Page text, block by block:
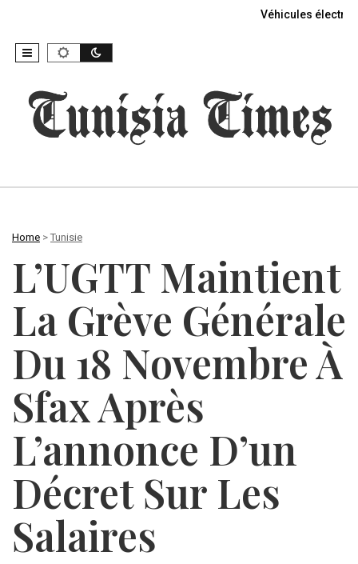
Véhicules
Home > Tunisie
L’UGTT Maintient
La Grève Générale
Du 18 Novembre À
Sfax Après
L’annonce D’un
Décret Sur Les
Salaires